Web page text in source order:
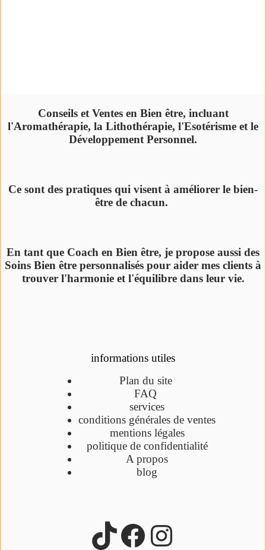
Conseils et Ventes en Bien être, incluant
l'Aromathérapie, la Lithothérapie, l'Esotérisme et le
Développement Personnel.
Ce sont des pratiques qui visent à améliorer le bien-
être de chacun.
En tant que Coach en Bien être, je propose aussi des
Soins Bien être personnalisés pour aider mes clients à
trouver l'harmonie et l'équilibre dans leur vie.
informations utiles
Plan du site
FAQ
services
conditions générales de ventes
mentions légales
politique de confidentialité
A propos
blog